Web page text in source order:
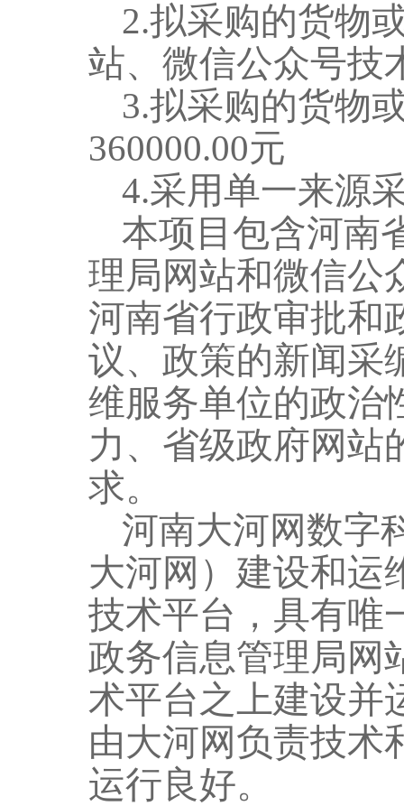
2.拟采购的货物
站、微信公众号技
3.拟采购的货物
360000.00元
4.采用单一来源
本项目包含河南
理局 网站和微信公
河南省行政审批和
议、政策的新闻采
维服务单位的政治
力、省级政府网站
求。
河南大河网数字
大河网 ）建设和运
技术平台，具有唯
政务信息管理局网
术平台之上建设并
由大河网负责技术
运行良好。